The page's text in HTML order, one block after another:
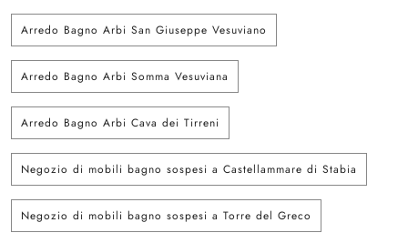
Arredo Bagno Arbi San Giuseppe Vesuviano
Arredo Bagno Arbi Somma Vesuviana
Arredo Bagno Arbi Cava dei Tirreni
Negozio di mobili bagno sospesi a Castellammare di Stabia
Negozio di mobili bagno sospesi a Torre del Greco